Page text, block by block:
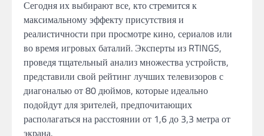
Сегодня их выбирают все, кто стремится к
максимальному эффекту присутствия и
реалистичности при просмотре кино, сериалов или
во время игровых баталий. Эксперты из RTINGS,
проведя тщательный анализ множества устройств,
представили свой рейтинг лучших телевизоров с
диагональю от 80 дюймов, которые идеально
подойдут для зрителей, предпочитающих
располагаться на расстоянии от 1,6 до 3,3 метра от
экрана.